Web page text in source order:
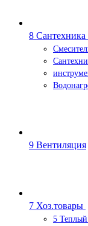
8 Сантехника
9 Вентиляция
7 Хоз.товары
5